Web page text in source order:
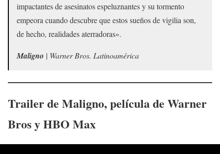
impactantes de asesinatos espeluznantes y su tormento
empeora cuando descubre que estos sueños de vigilia son,
de hecho, realidades aterradoras».
Maligno | Warner Bros. Latinoamérica
Trailer de Maligno, película de Warner
Bros y HBO Max